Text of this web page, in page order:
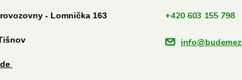
- Lomnička 163 +420 603 155 798